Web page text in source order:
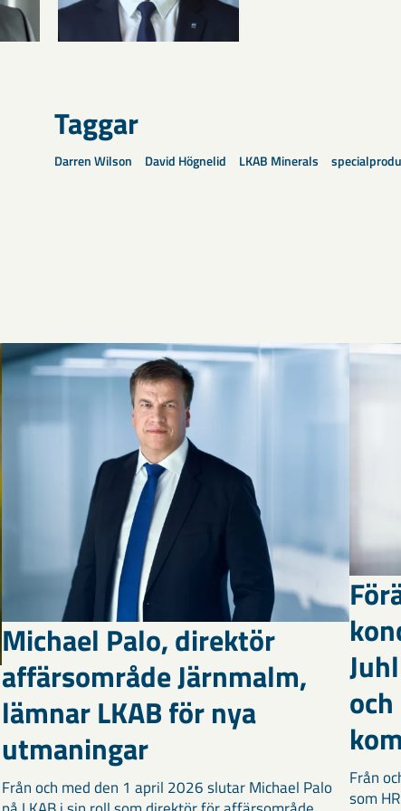
Taggar
Darren Wilson David Högnelid LKAB Minerals
Michael Palo, direktör
affärsområde Järnmalm,
lämnar LKAB för nya
utmaningar
Från och med den 1 april 2026 slutar Michael Palo
och
Från
som